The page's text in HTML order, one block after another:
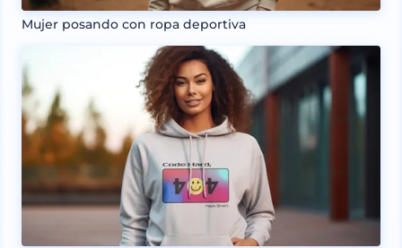
Mujer posando con ropa deportiva